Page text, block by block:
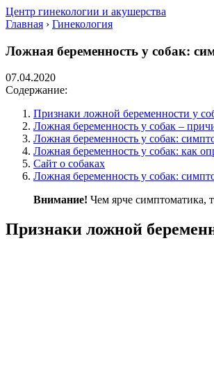
Центр гинекологии и акушерства
Главная › Гинекология
Ложная беременность у собак:
07.04.2020
Содержание:
Признаки ложной беременности у
Ложная беременность у собак –
Ложная беременность у собак:
Ложная беременность у собак: как
Сайт о собаках
Ложная беременность у собак:
Внимание! Чем ярче симптоматика,
Признаки ложной